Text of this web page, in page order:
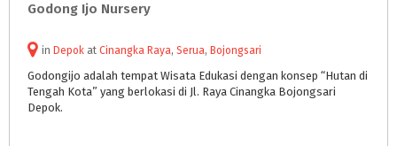
Godong Ijo Nursery
in Depok at Cinangka Raya, Serua, Bojongsari
Godongijo adalah tempat Wisata Edukasi dengan konsep “Hutan di
Tengah Kota” yang berlokasi di Jl. Raya Cinangka Bojongsari
Depok.